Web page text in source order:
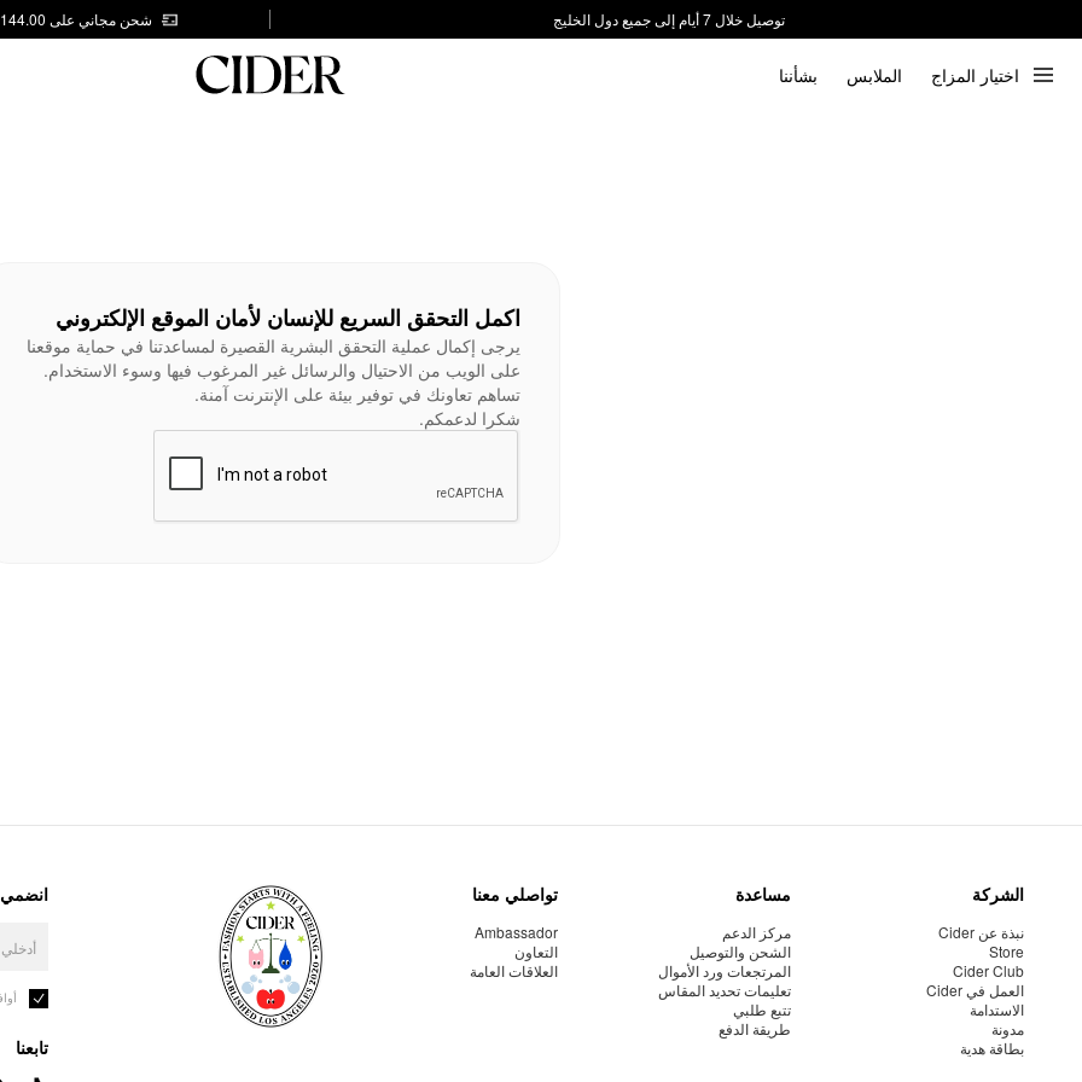
توصيل خلال 7 أيام إلى جميع دول الخليج
شحن مجاني على AED 144.00
اختيار المزاج الملابس بشأننا
اكمل التحقق السريع للإنسان لأمان الموقع الإلكتروني
يرجى إكمال عملية التحقق البشرية القصيرة لمساعدتنا في حماية موقعنا
على الويب من الاحتيال والرسائل غير المرغوب فيها وسوء الاستخدام.
تساهم تعاونك في توفير بيئة على الإنترنت آمنة.
شكرا لدعمكم.
الشركة
نبذة عن Cider
Store
Cider Club
العمل في Cider
الاستدامة
مدونة
بطاقة هدية
مساعدة
مركز الدعم
الشحن والتوصيل
المرتجعات ورد الأموال
تعليمات تحديد المقاس
تتبع طلبي
طريقة الدفع
تواصلي معنا
Ambassador
التعاون
العلاقات العامة
انضمي
تابعنا